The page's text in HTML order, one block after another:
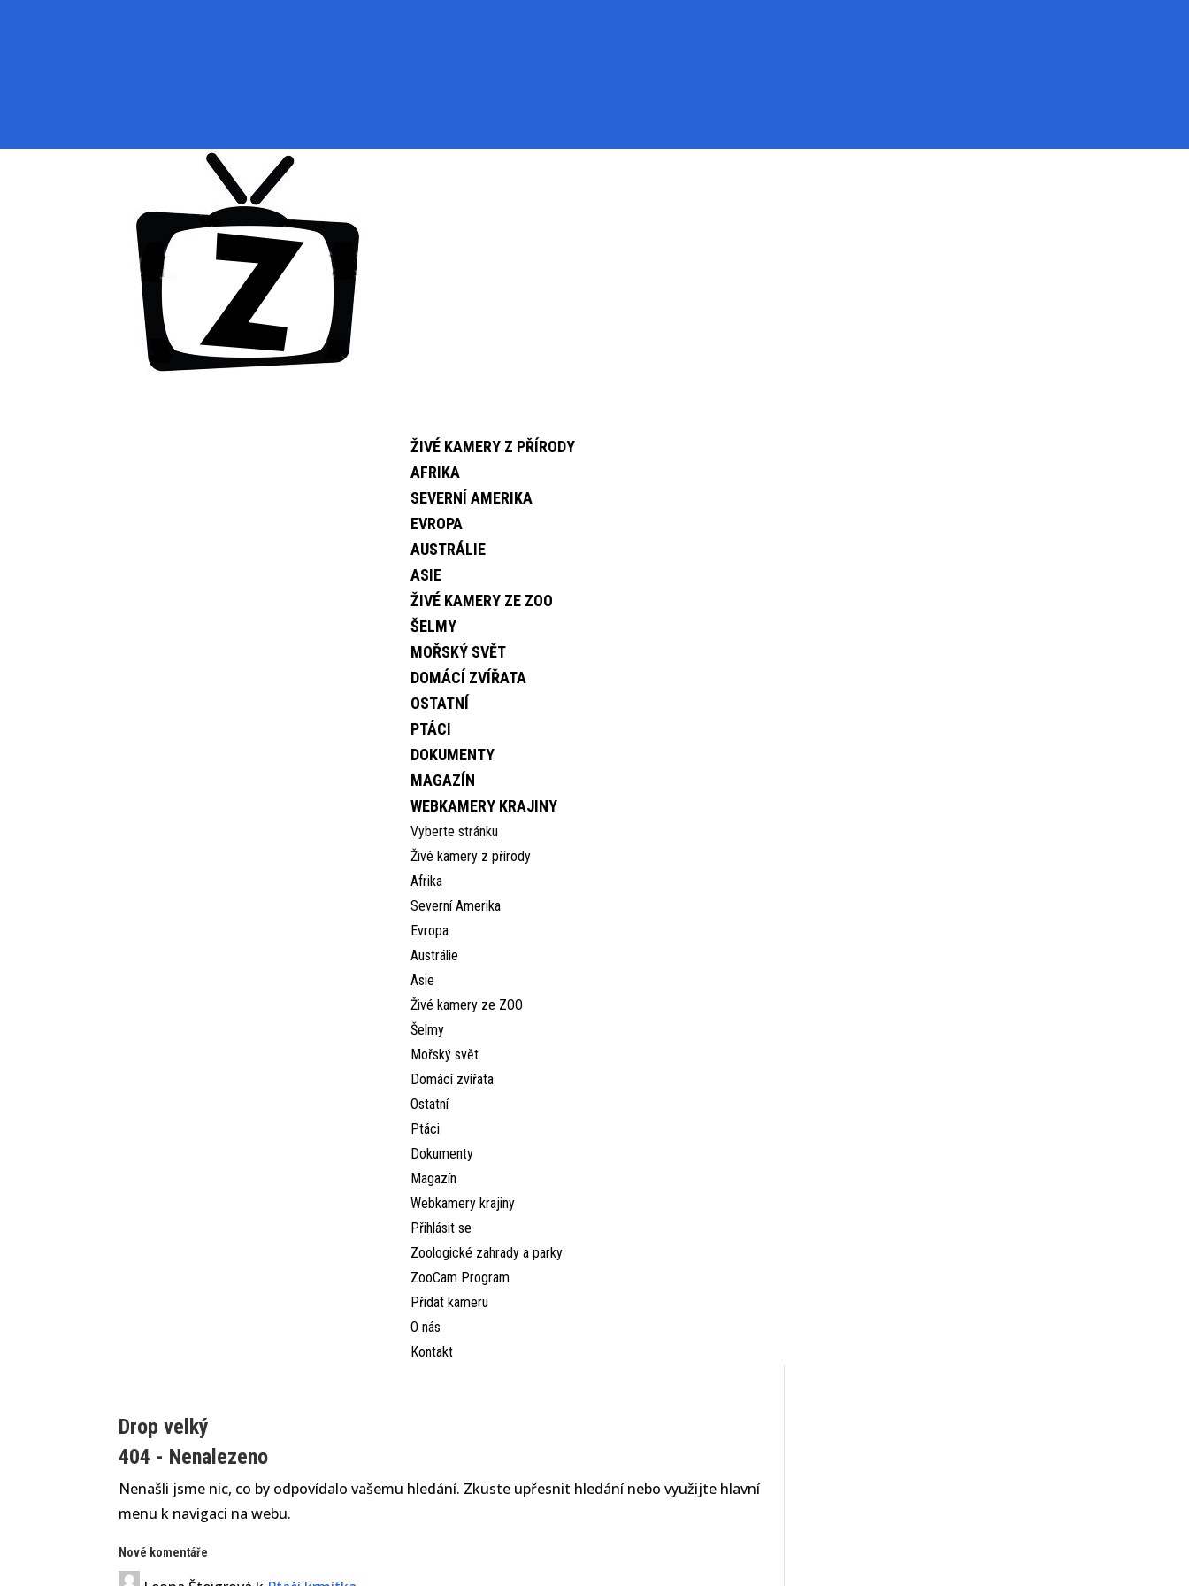
ŽIVÉ KAMERY Z PŘÍRODY
AFRIKA
SEVERNÍ AMERIKA
EVROPA
AUSTRÁLIE
ASIE
ŽIVÉ KAMERY ZE ZOO
ŠELMY
MOŘSKÝ SVĚT
DOMÁCÍ ZVÍŘATA
OSTATNÍ
PTÁCI
DOKUMENTY
MAGAZÍN
WEBKAMERY KRAJINY
Vyberte stránku
Živé kamery z přírody
Afrika
Severní Amerika
Evropa
Austrálie
Asie
Živé kamery ze ZOO
Šelmy
Mořský svět
Domácí zvířata
Ostatní
Ptáci
Dokumenty
Magazín
Webkamery krajiny
Přihlásit se
Zoologické zahrady a parky
ZooCam Program
Přidat kameru
O nás
Kontakt
Drop velký
404 - Nenalezeno
Nenašli jsme nic, co by odpovídalo vašemu hledání. Zkuste upřesnit hledání nebo využijte hlavní
menu k navigaci na webu.
Nové komentáře